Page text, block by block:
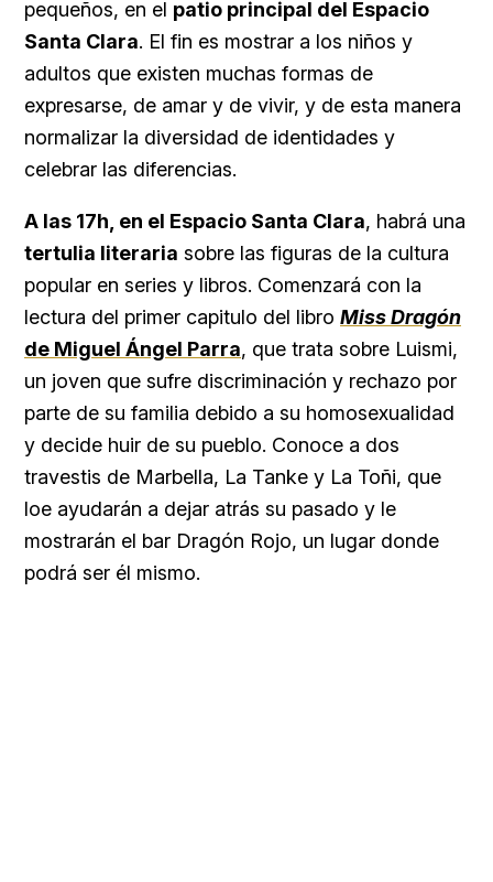
pequeños, en el patio principal del Espacio
Santa Clara. El fin es mostrar a los niños y
adultos que existen muchas formas de
expresarse, de amar y de vivir, y de esta manera
normalizar la diversidad de identidades y
celebrar las diferencias.
A las 17h, en el Espacio Santa Clara, habrá una
tertulia literaria sobre las figuras de la cultura
popular en series y libros. Comenzará con la
lectura del primer capitulo del libro Miss Dragón
de Miguel Ángel Parra, que trata sobre Luismi,
un joven que sufre discriminación y rechazo por
parte de su familia debido a su homosexualidad
y decide huir de su pueblo. Conoce a dos
travestis de Marbella, La Tanke y La Toñi, que
loe ayudarán a dejar atrás su pasado y le
mostrarán el bar Dragón Rojo, un lugar donde
podrá ser él mismo.